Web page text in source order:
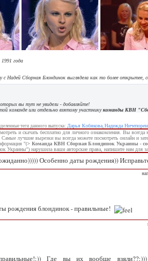
года
Надей Сборная Блондинок выглядела как то более открытее,
вы тут не увидели - добавляйте!
команде или отдельно взятому участникукоманды КВН
теги данного выпуска: Дарья Кобякова, Надежда
и скачать бесплатно для личного ознакомления. Вы всегда
Самые лучшие вырезки вы всегда можете посмотреть онлайн и
"(> Команда КВН Сборная Блондинок Украины -
Украины") нарушила ваши авторские права, напишите нам для
Особенно даты рождения))
рождения блондинок - правильные!
Где вы их вообще